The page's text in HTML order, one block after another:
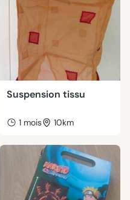
Suspension tissu
1 mois 10km